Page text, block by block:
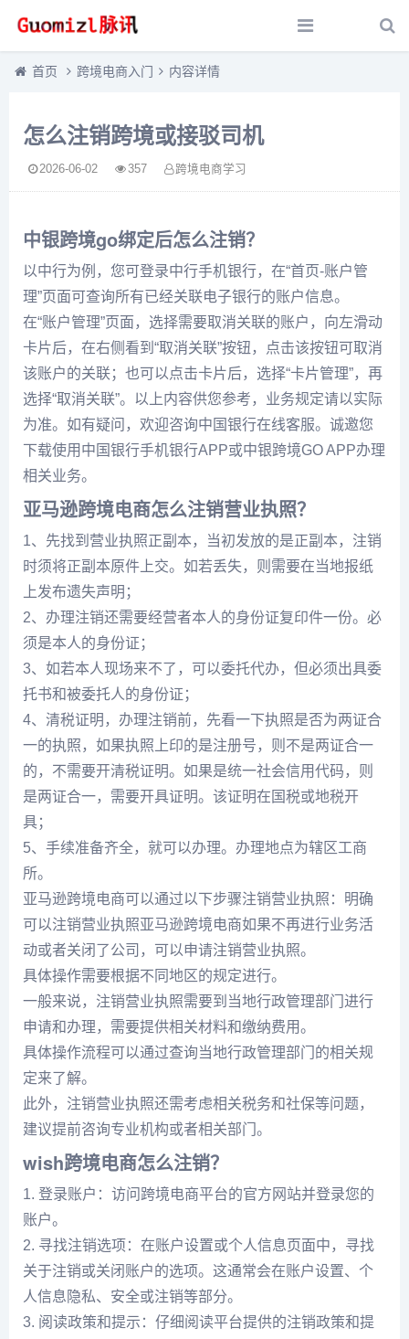
首页 跨境电商入门 内容详情
怎么注销跨境或接驳司机
2026-06-02 357 跨境电商学习
中银跨境go绑定后怎么注销？
以中行为例，您可登录中行手机银行，在“首页-账户管
理”页面可查询所有已经关联电子银行的账户信息。
在“账户管理”页面，选择需要取消关联的账户，向左滑动
卡片后，在右侧看到“取消关联”按钮，点击该按钮可取消
该账户的关联；也可以点击卡片后，选择“卡片管理”，再
选择“取消关联”。以上内容供您参考，业务规定请以实际
为准。如有疑问，欢迎咨询中国银行在线客服。诚邀您
下载使用中国银行手机银行APP或中银跨境GO APP办理
相关业务。
亚马逊跨境电商怎么注销营业执照？
1、先找到营业执照正副本，当初发放的是正副本，注销
时须将正副本原件上交。如若丢失，则需要在当地报纸
上发布遗失声明；
2、办理注销还需要经营者本人的身份证复印件一份。必
须是本人的身份证；
3、如若本人现场来不了，可以委托代办，但必须出具委
托书和被委托人的身份证；
4、清税证明，办理注销前，先看一下执照是否为两证合
一的执照，如果执照上印的是注册号，则不是两证合一
的，不需要开清税证明。如果是统一社会信用代码，则
是两证合一，需要开具证明。该证明在国税或地税开
具；
5、手续准备齐全，就可以办理。办理地点为辖区工商
所。
亚马逊跨境电商可以通过以下步骤注销营业执照：明确
可以注销营业执照亚马逊跨境电商如果不再进行业务活
动或者关闭了公司，可以申请注销营业执照。
具体操作需要根据不同地区的规定进行。
一般来说，注销营业执照需要到当地行政管理部门进行
申请和办理，需要提供相关材料和缴纳费用。
具体操作流程可以通过查询当地行政管理部门的相关规
定来了解。
此外，注销营业执照还需考虑相关税务和社保等问题，
建议提前咨询专业机构或者相关部门。
wish跨境电商怎么注销？
1. 登录账户：访问跨境电商平台的官方网站并登录您的
账户。
2. 寻找注销选项：在账户设置或个人信息页面中，寻找
关于注销或关闭账户的选项。这通常会在账户设置、个
人信息隐私、安全或注销等部分。
3. 阅读政策和提示：仔细阅读平台提供的注销政策和提